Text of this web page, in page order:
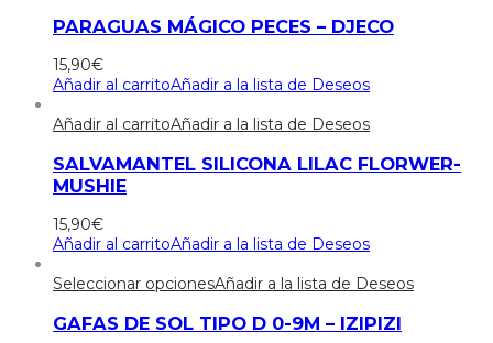
PARAGUAS MÁGICO PECES – DJECO
15,90€
Añadir al carritoAñadir a la lista de Deseos
Añadir al carritoAñadir a la lista de Deseos
SALVAMANTEL SILICONA LILAC FLORWER-
MUSHIE
15,90€
Añadir al carritoAñadir a la lista de Deseos
Seleccionar opcionesAñadir a la lista de Deseos
GAFAS DE SOL TIPO D 0-9M – IZIPIZI